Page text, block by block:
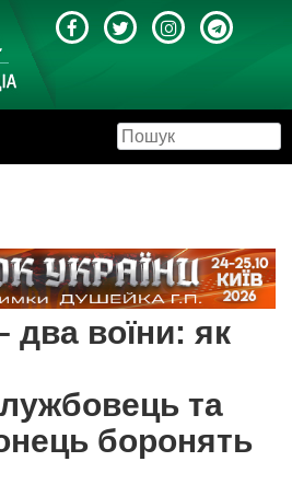
два воїни: як
та
боронять